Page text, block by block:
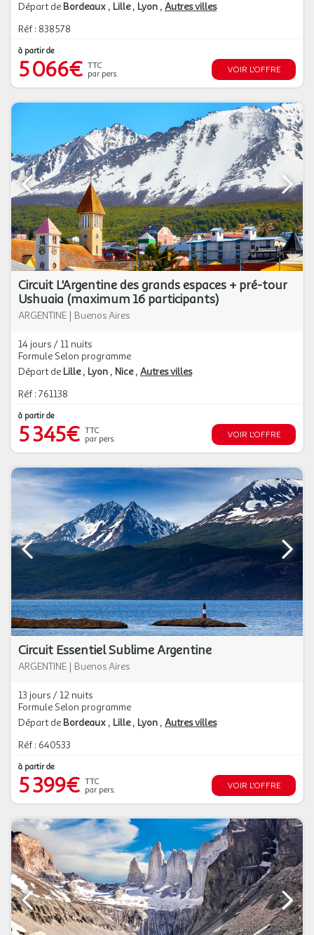
Départ de Bordeaux Lille Lyon Autres villes
Réf : 838578
à partir de
5 066€ TTC
par pers.
VOIR L'OFFRE
Circuit L'Argentine des grands espaces + pré-tour
Ushuaia (maximum 16 participants)
ARGENTINE | Buenos Aires
14 jours / 11 nuits
Formule Selon programme
Départ de Lille Lyon Nice Autres villes
Réf : 761138
à partir de
5 345€ TTC
par pers.
VOIR L'OFFRE
Circuit Essentiel Sublime Argentine
ARGENTINE | Buenos Aires
13 jours / 12 nuits
Formule Selon programme
Départ de Bordeaux Lille Lyon Autres villes
Réf : 640533
à partir de
5 399€ TTC
par pers.
VOIR L'OFFRE